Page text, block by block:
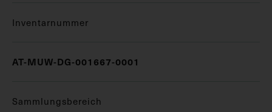
Inventarnummer
AT-MUW-DG-001667-0001
Sammlungsbereich